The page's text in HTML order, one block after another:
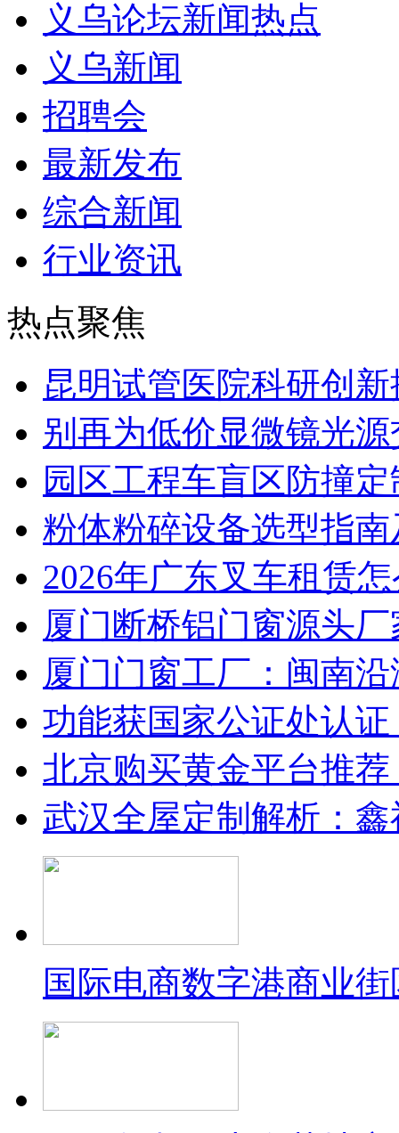
义乌论坛新闻热点
义乌新闻
招聘会
最新发布
综合新闻
行业资讯
热点聚焦
昆明试管医院科研创
别再为低价显微镜光
园区工程车盲区防撞
粉体粉碎设备选型指
2026年广东叉车租赁
厦门断桥铝门窗源头
厦门门窗工厂：闽南
功能获国家公证处认
北京购买黄金平台推
武汉全屋定制解析：
国际电商数字港商业